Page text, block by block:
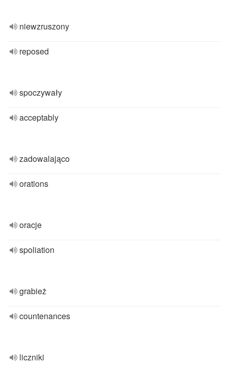
niewzruszony
reposed
spoczywały
acceptably
zadowalająco
orations
oracje
spoliation
grabież
countenances
liczniki